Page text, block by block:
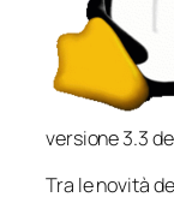
versione 3.3
Tra le novità